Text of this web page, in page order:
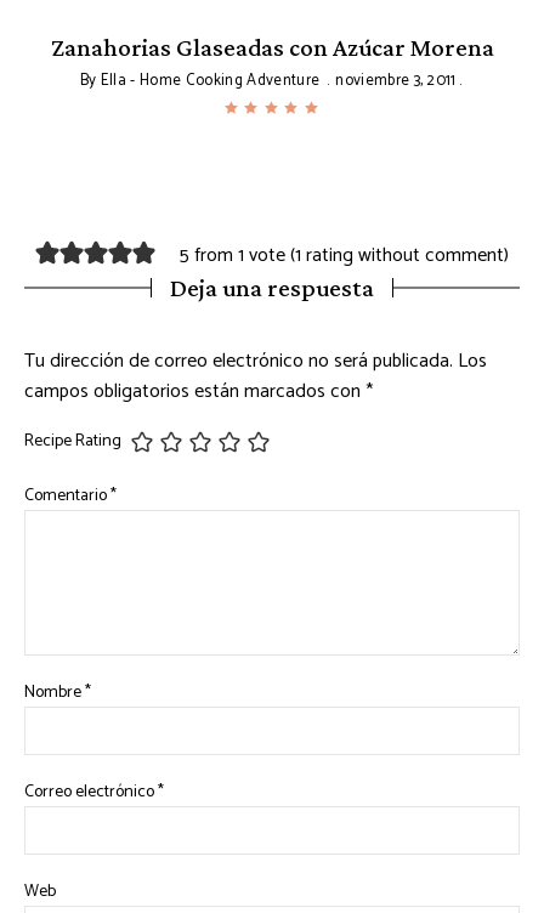
Zanahorias Glaseadas con Azúcar Morena
ByElla - Home Cooking Adventure noviembre 3, 2011
5 from 1 vote (1 rating without comment)
Deja una respuesta
Tu dirección de correo electrónico no será publicada. Los
campos obligatorios están marcados con*
Recipe Rating
Comentario*
Nombre*
Correo electrónico*
Web